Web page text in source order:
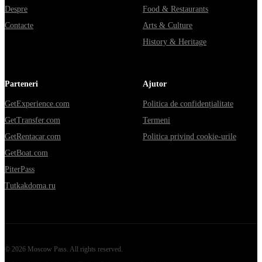
Despre
Contacte
Food & Restaurants
Arts & Culture
History & Heritage
Parteneri
GetExperience.com
GetTransfer.com
GetRentacar.com
GetBoat.com
PiterPass
Tutkakdoma.ru
Ajutor
Politica de confidențialitate
Termeni
Politica privind cookie-urile
© 2026 Moscow Pass. All rights reserved.